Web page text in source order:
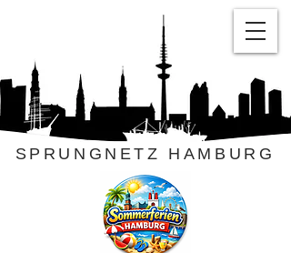
SPRUNGNETZ HAMBURG